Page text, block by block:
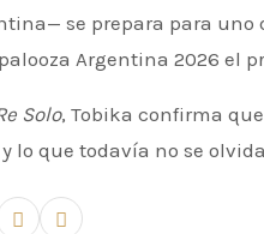
se prepara para
Argentina 2026 el
Solo, Tobika confirma
lo que todavía no se